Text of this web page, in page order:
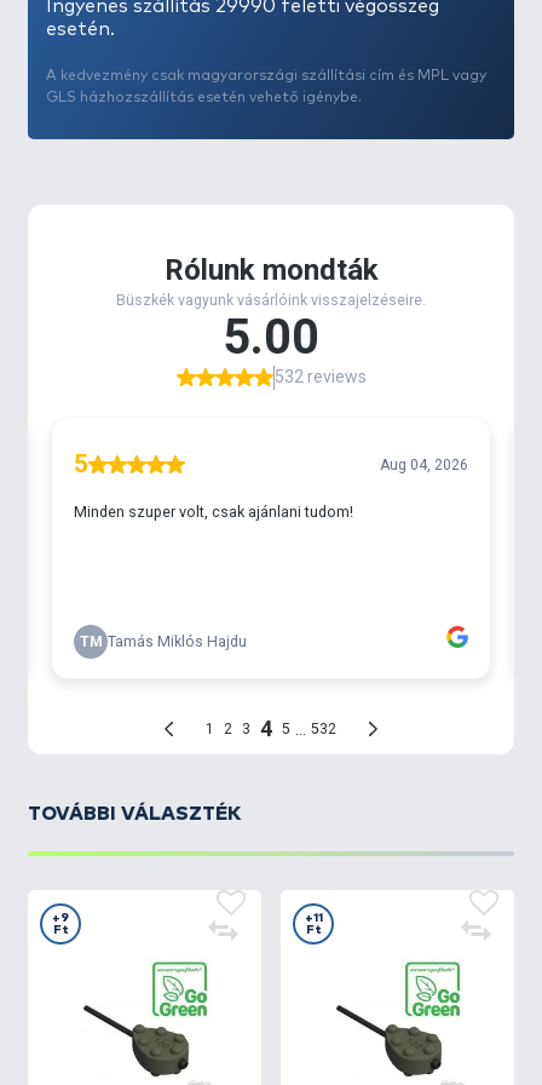
A külső bevonatának köszönhetően teljesen
gyanakvást a legóvatosabb pontyokban sem.
Inline mivolta miatt, a legtöbb tavon kötelező
Ingyenes szállítás 29990 feletti végösszeg
esetén.
A kedvezmény csak magyarországi szállítási cím és MPL vagy
GLS házhozszállítás esetén vehető igénybe.
TOVÁBBI VÁLASZTÉK
+9
Ft
+11
Ft